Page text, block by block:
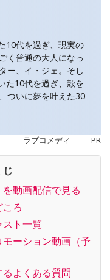
10代を過ぎ、現実の
く普通の大人になっ
ー、イ・ジェ。そし
た10代を過ぎ、殻を
ついに夢を叶えた30
ラブコメディ PR
じ
動画配信で見る
ろ
ト一覧
ーション動画（予
よくある質問